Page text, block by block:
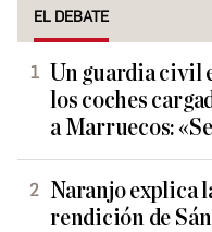
EL DEBATE
Un guardia civil
los coches
a Marruecos:
Naranjo explica
rendición de